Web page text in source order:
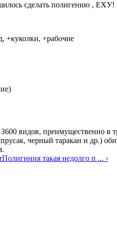
сделать полигению , ЕХУ!
+куколки, +рабочие
видов, преимущественно в
черный таракан и др.)
Полигиния такая недолго п ... ›